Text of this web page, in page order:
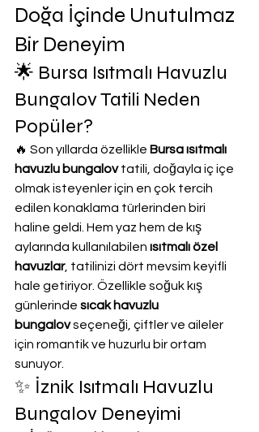
Doğa İçinde Unutulmaz
Bir Deneyim
🌟 Bursa Isıtmalı Havuzlu
Bungalov Tatili Neden
Popüler?
🔥 Son yıllarda özellikle Bursa ısıtmalı
havuzlu bungalov tatili, doğayla iç içe
olmak isteyenler için en çok tercih
edilen konaklama türlerinden biri
haline geldi. Hem yaz hem de kış
aylarında kullanılabilen ısıtmalı özel
havuzlar, tatilinizi dört mevsim keyifli
hale getiriyor. Özellikle soğuk kış
günlerinde sıcak havuzlu
bungalov seçeneği, çiftler ve aileler
için romantik ve huzurlu bir ortam
sunuyor.
✨ İznik Isıtmalı Havuzlu
Bungalov Deneyimi